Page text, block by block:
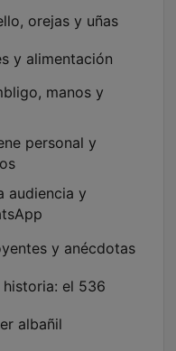
orejas y uñas
y alimentación
manos y
personal y
audiencia y
y anécdotas
el 536
albañil